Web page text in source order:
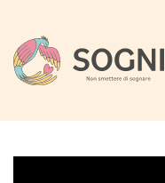
Skip to main content